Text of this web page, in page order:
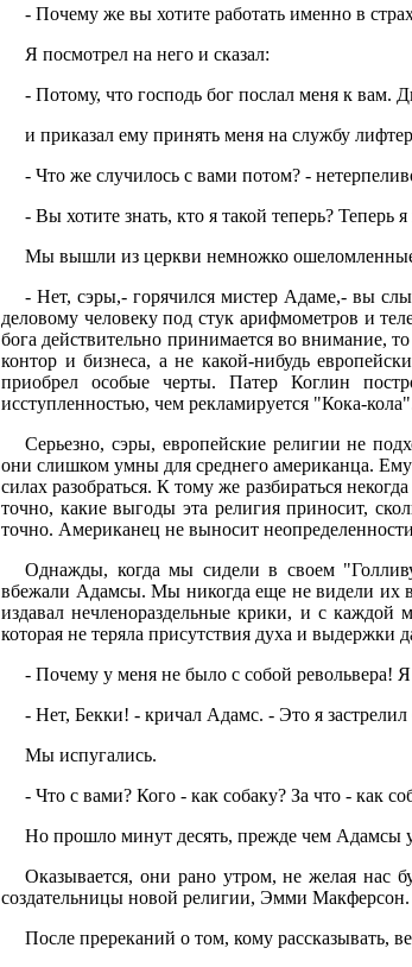
- Почему же вы хотите работать именно в
Я посмотрел на него и сказал:
- Потому, что господь бог послал меня к вам.
и приказал ему принять меня на службу
- Что же случилось с вами потом? -
- Вы хотите знать, кто я такой теперь? Теперь
Мы вышли из церкви немножко
- Нет, сэры,- горячился мистер Адаме,- вы
деловому человеку под стук арифмометров и
бога действительно принимается во внимание,
контор и бизнеса, а не какой-нибудь
приобрел особые черты. Патер Коглин
исступленностью, чем рекламируется "Кока-
Серьезно, сэры, европейские религии не
они слишком умны для среднего американца.
силах разобраться. К тому же разбираться
точно, какие выгоды эта религия приносит,
точно. Американец не выносит
Однажды, когда мы сидели в своем
вбежали Адамсы. Мы никогда еще не видели их
издавал нечленораздельные крики, и с
которая не теряла присутствия духа и выдержки
- Почему у меня не было с собой револьвера! Я
- Нет, Бекки! - кричал Адамс. - Это я застрелил
Мы испугались.
- Что с вами? Кого - как собаку? За что - как
Но прошло минут десять, прежде чем Адамсы
Оказывается, они рано утром, не желая нас
создательницы новой религии, Эмми Макферсон.
После пререканий о том, кому рассказывать,